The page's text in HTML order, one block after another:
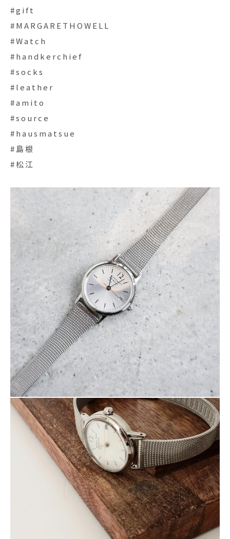
#gift
#MARGARETHOWELL
#Watch
#handkerchief
#socks
#leather
#amito
#source
#hausmatsue
#島根
#松江